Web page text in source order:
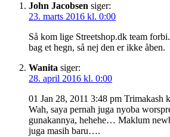
John Jacobsen siger:
23. marts 2016 kl. 0:00
Så kom lige Streetshop.dk team
bag et hegn, så nej den er ikke åben.
Wanita siger:
28. april 2016 kl. 0:00
01 Jan 28, 2011 3:48 pm Trimakash
Wah, saya pernah juga nyoba
gunakannya, hehehe… Maklum
juga masih baru….